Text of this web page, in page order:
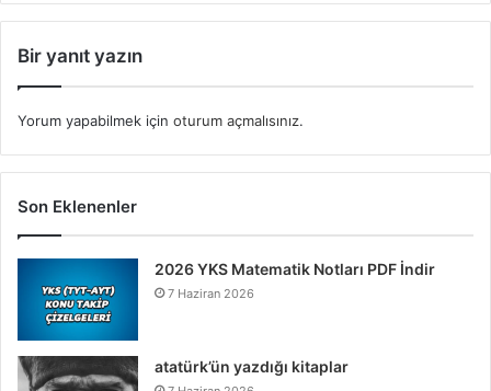
Bir yanıt yazın
Yorum yapabilmek için oturum açmalısınız.
Son Eklenenler
2026 YKS Matematik Notları PDF İndir
7 Haziran 2026
atatürk’ün yazdığı kitaplar